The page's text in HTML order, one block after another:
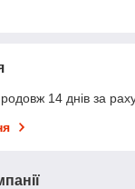
14 днів за